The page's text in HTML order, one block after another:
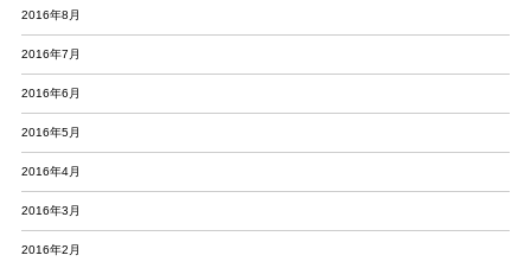
2016年8月
2016年7月
2016年6月
2016年5月
2016年4月
2016年3月
2016年2月